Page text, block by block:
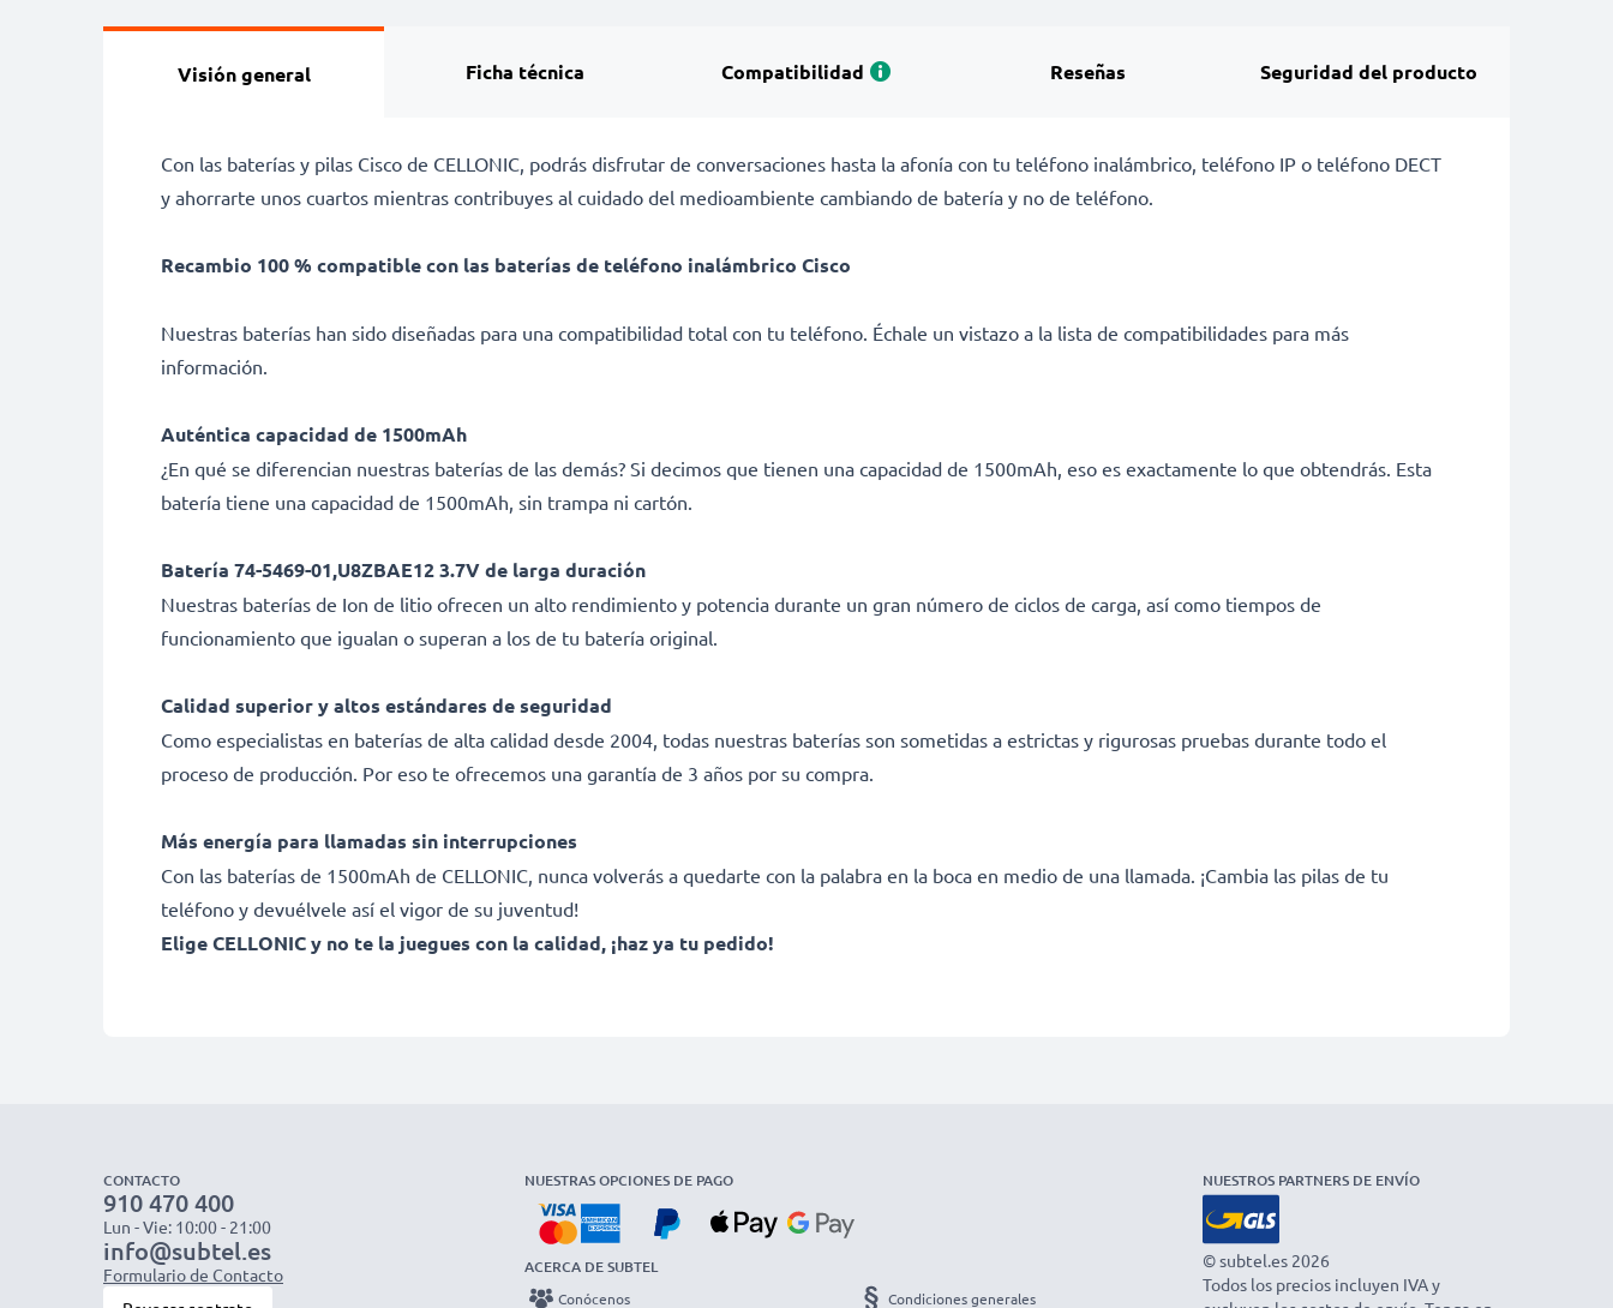
Visión general Ficha técnica Compatibilidad Reseñas Seguridad del producto
Con las baterías y pilas Cisco de CELLONIC, podrás disfrutar de conversaciones hasta la afonía con tu teléfono inalámbrico, teléfono IP o teléfono DECT
y ahorrarte unos cuartos mientras contribuyes al cuidado del medioambiente cambiando de batería y no de teléfono.
Recambio 100 % compatible con las baterías de teléfono inalámbrico Cisco
Nuestras baterías han sido diseñadas para una compatibilidad total con tu teléfono. Échale un vistazo a la lista de compatibilidades para más
información.
Auténtica capacidad de 1500mAh
¿En qué se diferencian nuestras baterías de las demás? Si decimos que tienen una capacidad de 1500mAh, eso es exactamente lo que obtendrás. Esta
batería tiene una capacidad de 1500mAh, sin trampa ni cartón.
Batería 74-5469-01,U8ZBAE12 3.7V de larga duración
Nuestras baterías de Ion de litio ofrecen un alto rendimiento y potencia durante un gran número de ciclos de carga, así como tiempos de
funcionamiento que igualan o superan a los de tu batería original.
Calidad superior y altos estándares de seguridad
Como especialistas en baterías de alta calidad desde 2004, todas nuestras baterías son sometidas a estrictas y rigurosas pruebas durante todo el
proceso de producción. Por eso te ofrecemos una garantía de 3 años por su compra.
Más energía para llamadas sin interrupciones
Con las baterías de 1500mAh de CELLONIC, nunca volverás a quedarte con la palabra en la boca en medio de una llamada. ¡Cambia las pilas de tu
teléfono y devuélvele así el vigor de su juventud!
Elige CELLONIC y no te la juegues con la calidad, ¡haz ya tu pedido!
CONTACTO
910 470 400
Lun - Vie: 10:00 - 21:00
info@subtel.es
Formulario de Contacto
NUESTRAS OPCIONES DE PAGO
ACERCA DE SUBTEL
Conócenos Condiciones generales
NUESTROS PARTNERS DE ENVÍO
© subtel.es 2026
Todos los precios incluyen IVA y